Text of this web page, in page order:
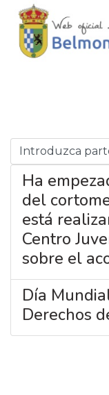
Introduzca
Ha
del
está
Centro
sobre el
Día
Derechos